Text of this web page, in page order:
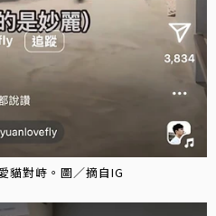
貓對峙。圖／摘自IG